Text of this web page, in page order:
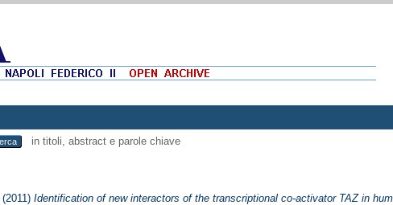
in titoli, abstract e parole chiave
(2011)Identification of new interactors of the transcriptional co-activator TAZ in